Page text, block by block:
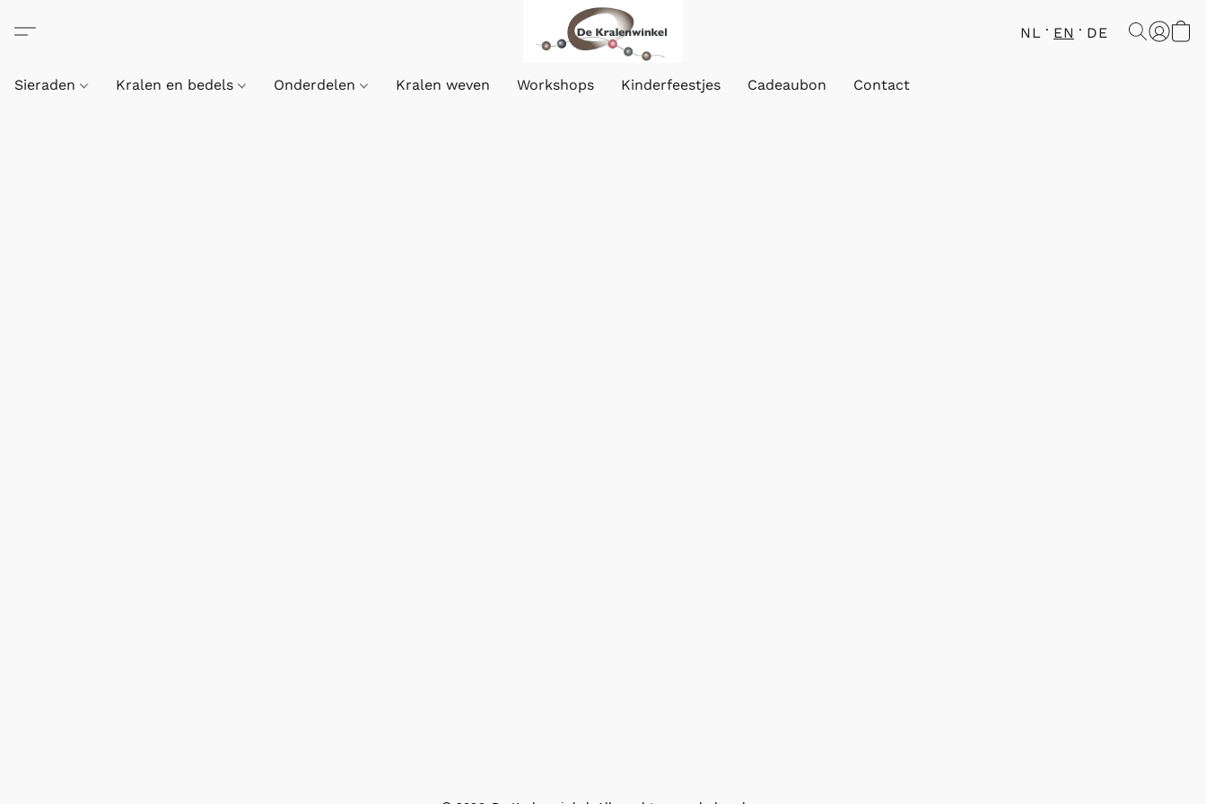
NL EN DE
Sieraden Kralen en bedels Onderdelen Kralen weven Workshops Kinderfeestjes Cadeaubon Contact